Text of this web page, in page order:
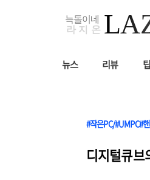
뉴스 리뷰 팁
#작은PC/#UMPC#
디지털큐브